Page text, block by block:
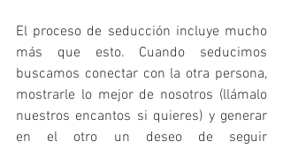
El proceso de seducción incluye mucho
más que esto. Cuando seducimos
buscamos conectar con la otra persona,
mostrarle lo mejor de nosotros (llámalo
nuestros encantos si quieres) y generar
en el otro un deseo de seguir